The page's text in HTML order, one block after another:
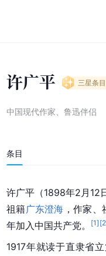
许广平 三星条目
中国现代作家、鲁迅伴侣
条目
许广平（1898年2月12
祖籍广东澄海 ，作家
年加入中国共产党。
[1] [2
1917年就读于直隶省